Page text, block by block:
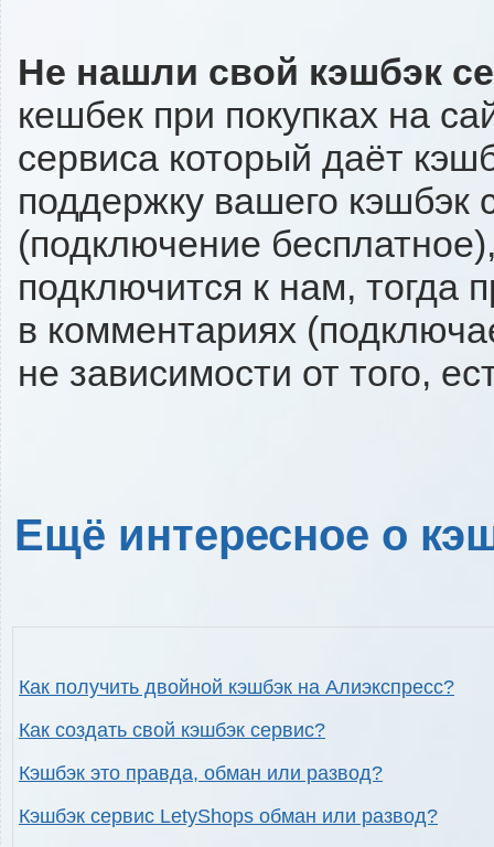
Не нашли свой кэшбэк
кешбек при покупках на
сервиса который даёт
поддержку вашего кэшбэк
(подключение
подключится к нам, тогда
в комментариях
не зависимости от того,
Ещё интересное о
Как получить двойной кэшбэк на Алиэкспресс?
Как создать свой кэшбэк сервис?
Кэшбэк это правда, обман или развод?
Кэшбэк сервис LetyShops обман или развод?